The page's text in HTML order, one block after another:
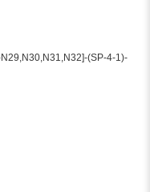
(SP-4-1)-